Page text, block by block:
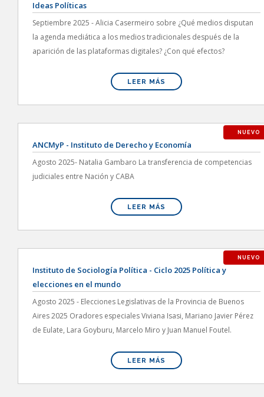
Ideas Políticas
Septiembre 2025 - Alicia Casermeiro sobre ¿Qué medios disputan
la agenda mediática a los medios tradicionales después de la
aparición de las plataformas digitales? ¿Con qué efectos?
LEER MÁS
NUEVO
ANCMyP - Instituto de Derecho y Economía
Agosto 2025- Natalia Gambaro La transferencia de competencias
judiciales entre Nación y CABA
LEER MÁS
NUEVO
Instituto de Sociología Política - Ciclo 2025 Política y
elecciones en el mundo
Agosto 2025 - Elecciones Legislativas de la Provincia de Buenos
Aires 2025 Oradores especiales Viviana Isasi, Mariano Javier Pérez
de Eulate, Lara Goyburu, Marcelo Miro y Juan Manuel Foutel.
LEER MÁS